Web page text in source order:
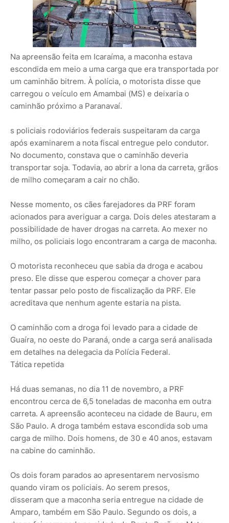
Na apreensão feita em Icaraíma, a maconha estava
escondida em meio a uma carga que era transportada por
um caminhão bitrem. À polícia, o motorista disse que
carregou o veículo em Amambai (MS) e deixaria o
caminhão próximo a Paranavaí.
s policiais rodoviários federais suspeitaram da carga
após examinarem a nota fiscal entregue pelo condutor.
No documento, constava que o caminhão deveria
transportar soja. Todavia, ao abrir a lona da carreta, grãos
de milho começaram a cair no chão.
Nesse momento, os cães farejadores da PRF foram
acionados para averiguar a carga. Dois deles atestaram a
possibilidade de haver drogas na carreta. Ao mexer no
milho, os policiais logo encontraram a carga de maconha.
O motorista reconheceu que sabia da droga e acabou
preso. Ele disse que esperou começar a chover para
tentar passar pelo posto de fiscalização da PRF. Ele
acreditava que nenhum agente estaria na pista.
O caminhão com a droga foi levado para a cidade de
Guaíra, no oeste do Paraná, onde a carga será analisada
em detalhes na delegacia da Polícia Federal.
Tática repetida
Há duas semanas, no dia 11 de novembro, a PRF
encontrou cerca de 6,5 toneladas de maconha em outra
carreta. A apreensão aconteceu na cidade de Bauru, em
São Paulo. A droga também estava escondida sob uma
carga de milho. Dois homens, de 30 e 40 anos, estavam
na cabine do caminhão.
Os dois foram parados ao apresentarem nervosismo
quando viram os policiais. Ao serem presos,
disseram que a maconha seria entregue na cidade de
Amparo, também em São Paulo. Segundo os dois, a